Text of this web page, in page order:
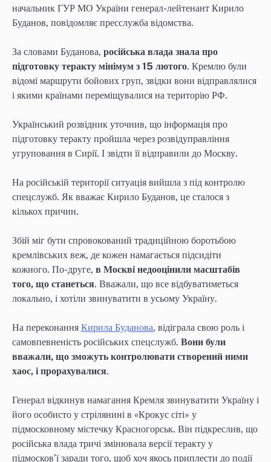
начальник ГУР МО України генерал-лейтенант Кирило
Буданов, повідомляє пресслужба відомства.
За словами Буданова, російська влада знала про
підготовку теракту мінімум з 15 лютого. Кремлю були
відомі маршрути бойових груп, звідки вони відправлялися
і якими країнами переміщувалися на територію РФ.
Український розвідник уточнив, що інформація про
підготовку теракту пройшла через розвідуправління
угруповання в Сирії. І звідти її відправили до Москву.
На російській території ситуація вийшла з під контролю
спецслужб. Як вважає Кирило Буданов, це сталося з
кількох причин.
Збій міг бути спровокований традиційною боротьбою
кремлівських веж, де кожен намагається підсидіти
кожного. По-друге, в Москві недооцінили масштабів
того, що станеться. Вважали, що все відбуватиметься
локально, і хотіли звинуватити в усьому Україну.
На переконання Кирила Буданова, відіграла свою роль і
самовпевненість російських спецслужб. Вони були
вважали, що зможуть контролювати створений ними
хаос, і прорахувалися.
Генерал відкинув намагання Кремля звинуватити Україну і
його особисто у стрілянині в «Крокус сіті» у
підмосковному містечку Красногорськ. Він підкреслив, що
російська влада тричі змінювала версії теракту у
підмосков’ї заради того, щоб хоч якось приплести до події